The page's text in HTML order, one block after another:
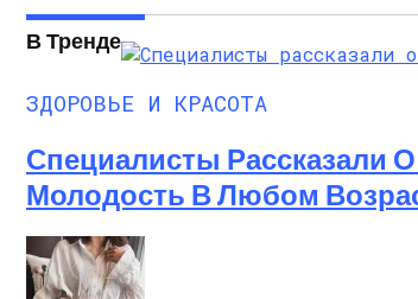
В Тренде
ЗДОРОВЬЕ И КРАСОТА
Специалисты Рассказали
Молодость В Любом